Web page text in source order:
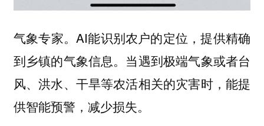
气象专家。AI能识别农户的定位，提供精确
到乡镇的气象信息。当遇到极端气象或者台
风、洪水、干旱等农活相关的灾害时，能提
供智能预警，减少损失。